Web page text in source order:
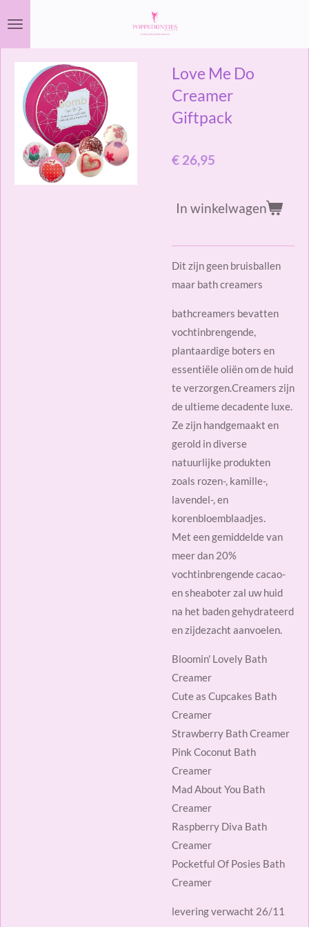
hoofdinhoud
Love Me Do
Creamer
Giftpack
€ 26,95
In winkelwagen
Dit zijn geen bruisballen
maar bath creamers
bathcreamers bevatten
vochtinbrengende,
plantaardige boters en
essentiële oliën om de huid
te verzorgen.Creamers zijn
de ultieme decadente luxe.
Ze zijn handgemaakt en
gerold in diverse
natuurlijke produkten
zoals rozen-, kamille-,
lavendel-, en
korenbloemblaadjes.
Met een gemiddelde van
meer dan 20%
vochtinbrengende cacao-
en sheaboter zal uw huid
na het baden gehydrateerd
en zijdezacht aanvoelen.
Bloomin' Lovely Bath
Creamer
Cute as Cupcakes Bath
Creamer
Strawberry Bath Creamer
Pink Coconut Bath
Creamer
Mad About You Bath
Creamer
Raspberry Diva Bath
Creamer
Pocketful Of Posies Bath
Creamer
levering verwacht 26/11